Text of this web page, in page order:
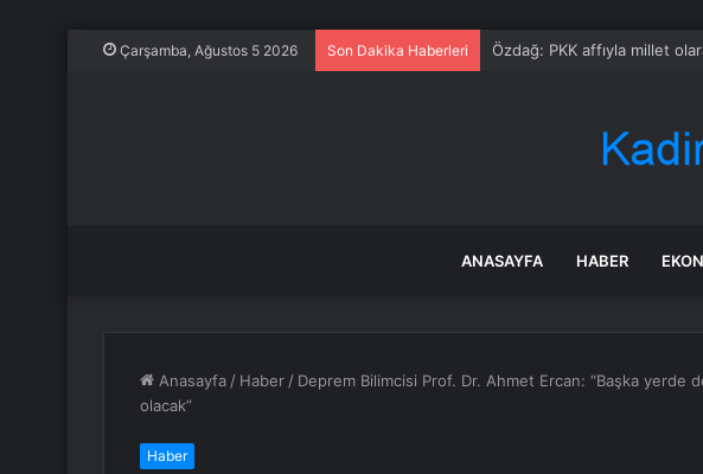
Çarşamba, Ağustos 5 2026 Son Dakika Haberleri Özdağ: PKK affıyla millet
ANASAYFA HABER
Anasayfa / Haber / Deprem Bilimcisi Prof. Dr. Ahmet Ercan: “Başka yerde
olacak”
Haber